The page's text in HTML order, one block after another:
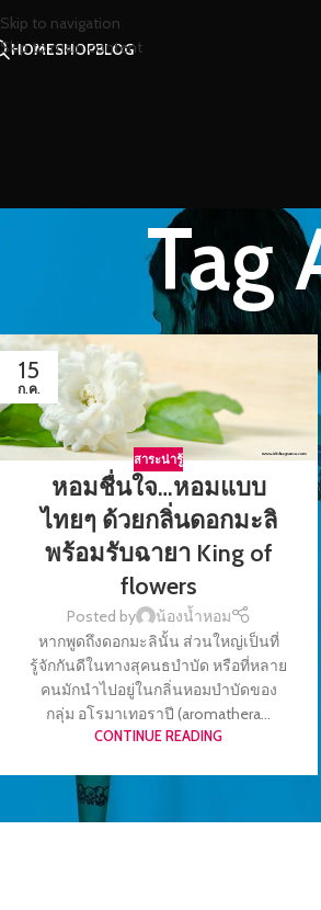
Skip to navigation
Skip to main content
HOMESHOPBLOG
Tag
15
ก.ค.
สาระน่ารู้
หอมชื่นใจ…หอมแบบ
ไทยๆ ด้วยกลิ่นดอกมะลิ
พร้อมรับฉายา King of
flowers
Posted by
น้องน้ำหอม
หากพูดถึงดอกมะลินั้น ส่วนใหญ่เป็นที่
รู้จักกันดีในทางสุคนธบำบัด หรือที่หลาย
คนมักนำไปอยู่ในกลิ่นหอมบำบัดของ
กลุ่ม อโรมาเทอราปี (aromathera...
CONTINUE READING